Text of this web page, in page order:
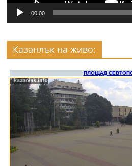
00:00
Казанлък на живо: